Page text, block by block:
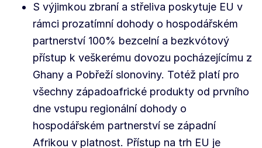
S výjimkou zbraní a střeliva poskytuje EU v
rámci prozatímní dohody o hospodářském
partnerství 100% bezcelní a bezkvótový
přístup k veškerému dovozu pocházejícímu z
Ghany a Pobřeží slonoviny. Totéž platí pro
všechny západoafrické produkty od prvního
dne vstupu regionální dohody o
hospodářském partnerství se západní
Afrikou v platnost. Přístup na trh EU je